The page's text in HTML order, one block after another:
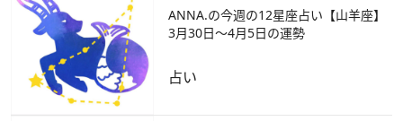
ANNA.の今週の12星座占い【山羊座】
3月30日～4月5日の運勢
占い